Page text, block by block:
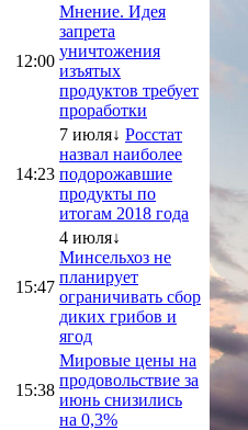
12:00
Мнение. Идея
запрета
уничтожения
изъятых
продуктов требует
проработки
14:23
7 июля↓ Росстат
назвал наиболее
подорожавшие
продукты по
итогам 2018 года
15:47
4 июля↓
Минсельхоз не
планирует
ограничивать сбор
диких грибов и
ягод
15:38
Мировые цены на
продовольствие за
июнь снизились
на 0,3%